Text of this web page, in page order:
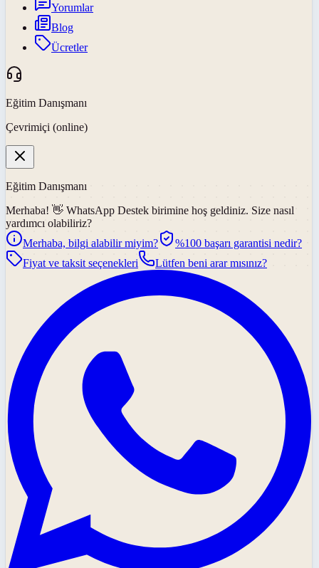
Yorumlar
Blog
Ücretler
Eğitim Danışmanı
Çevrimiçi (online)
Eğitim Danışmanı
Merhaba! 👋 WhatsApp Destek birimine hoş geldiniz. Size nasıl
yardımcı olabiliriz?
Merhaba, bilgi alabilir miyim?
%100 başarı garantisi nedir?
Fiyat ve taksit seçenekleri
Lütfen beni arar mısınız?